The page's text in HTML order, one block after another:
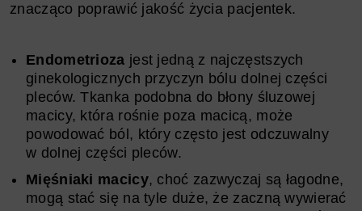
znacząco poprawić jakość życia pacjentek.
Endometrioza jest jedną z najczęstszych
ginekologicznych przyczyn bólu dolnej części
pleców. Tkanka podobna do błony śluzowej
macicy, która rośnie poza macicą, może
powodować ból, który często jest odczuwalny
w dolnej części pleców.
Mięśniaki macicy, choć zazwyczaj są łagodne,
mogą stać się na tyle duże, że zaczną wywierać